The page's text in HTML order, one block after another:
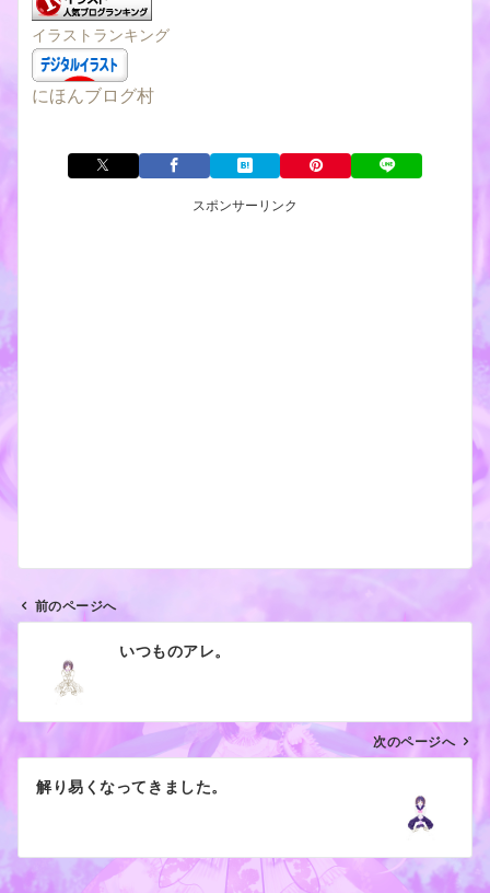
イラストランキング
にほんブログ村
スポンサーリンク
ビ
ン
前のページへ
いつものアレ。
次のページへ
解り易くなってきました。